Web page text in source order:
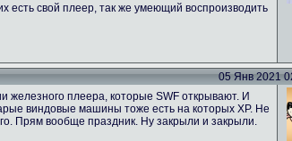
есть свой плеер, так же умеющий воспроизводить
05 Янв 2021
железного плеера, которые SWF открывают. И
виндовые машины тоже есть на которых ХР. Не
Прям вообще праздник. Ну закрыли и закрыли.